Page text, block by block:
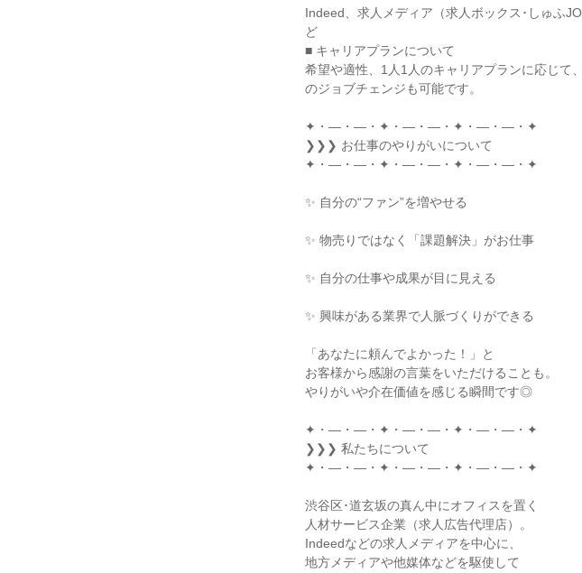
Indeed、求人メディア（求人ボックス･しゅふ
ど
■ キャリアプランについて
希望や適性、1人1人のキャリアプランに応じて
のジョブチェンジも可能です。
✦・―・―・✦・―・―・✦・―・―・✦
❯❯❯ お仕事のやりがいについて
✦・―・―・✦・―・―・✦・―・―・✦
✨ 自分の“ファン”を増やせる
✨ 物売りではなく「課題解決」がお仕事
✨ 自分の仕事や成果が目に見える
✨ 興味がある業界で人脈づくりができる
「あなたに頼んでよかった！」と
お客様から感謝の言葉をいただけることも。
やりがいや介在価値を感じる瞬間です◎
✦・―・―・✦・―・―・✦・―・―・✦
❯❯❯ 私たちについて
✦・―・―・✦・―・―・✦・―・―・✦
渋谷区･道玄坂の真ん中にオフィスを置く
人材サービス企業（求人広告代理店）。
Indeedなどの求人メディアを中心に、
地方メディアや他媒体などを駆使して